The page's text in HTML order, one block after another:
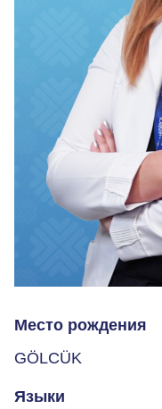
Место рождения
GÖLCÜK
Языки